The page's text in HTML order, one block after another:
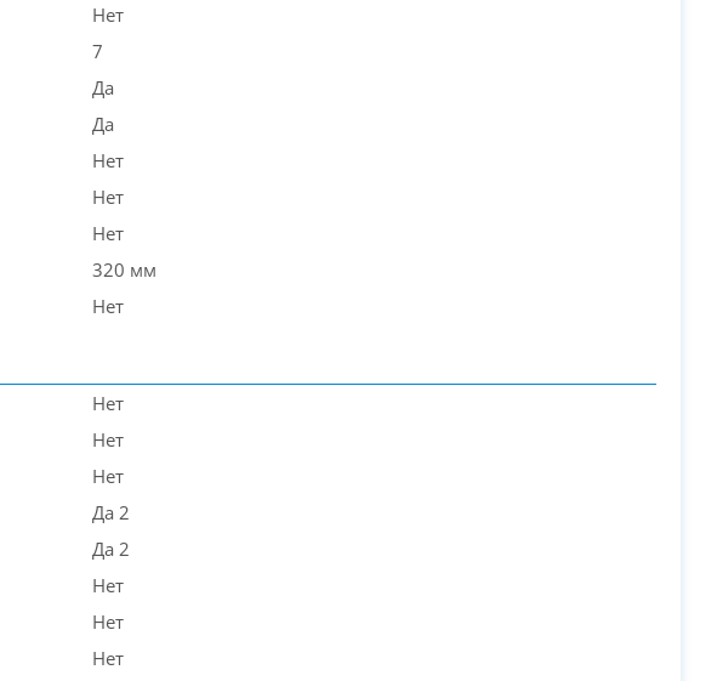
Нет
7
Да
Да
Нет
Нет
Нет
320 мм
Нет
Нет
Нет
Нет
Да 2
Да 2
Нет
Нет
Нет